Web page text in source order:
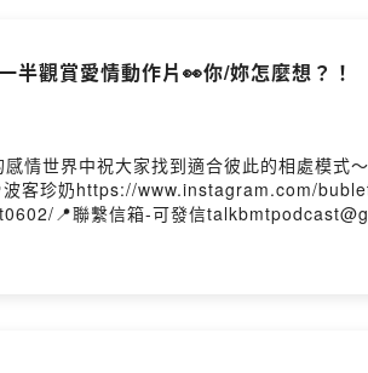
半觀賞愛情動作片👀你/妳怎麼想？！
情世界中祝大家找到適合彼此的相處模式
波客珍奶https://www.instagram.com/
📍聯繫信箱-可發信
by